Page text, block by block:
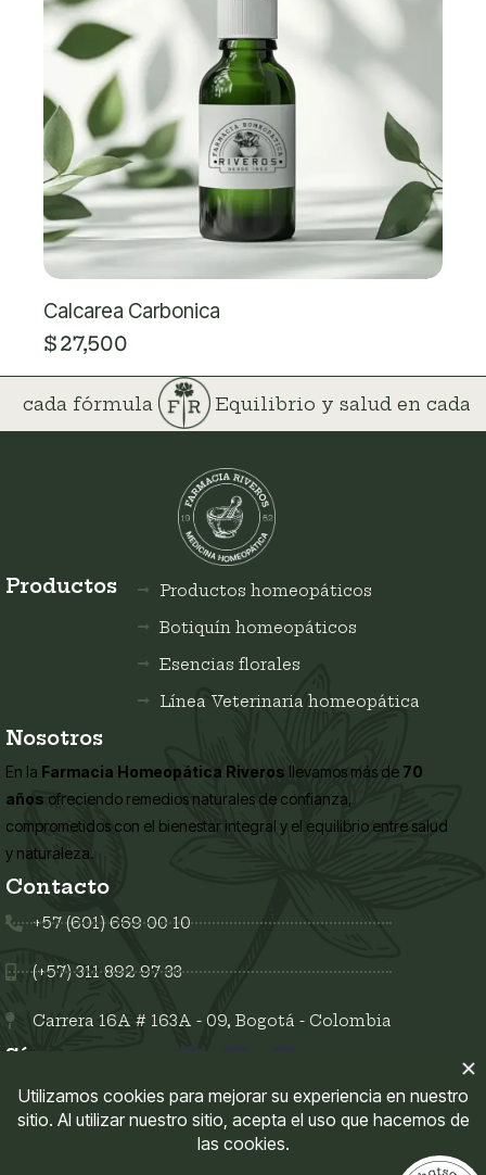
Calcarea Carbonica
$27,500
cada fórmula Equilibrio y salud en
Productos
Productos homeopáticos
Botiquín homeopáticos
Esencias florales
Línea Veterinaria homeopática
Nosotros
En la Farmacia Homeopática Riveros llevamos más de 70
años ofreciendo remedios naturales de confianza,
comprometidos con el bienestar integral y el equilibrio entre salud
y naturaleza.
Contacto
+57 (601) 669 00 10
(+57) 311 892 97 33
Carrera 16A # 163A - 09, Bogotá - Colombia
Síguenos en:
Enlaces del sitio
Políticas del sitio